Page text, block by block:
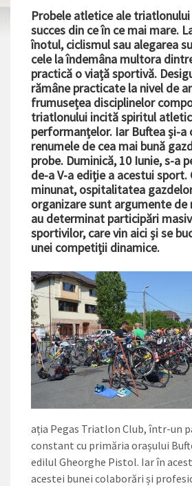
Probele atletice ale triatlonului
succes din ce în ce mai mare.
înotul, ciclismul sau alegarea
cele la îndemâna multora
practică o viață sportivă.
rămâne practicate la nivel de
frumusețea disciplinelor
triatlonului incită spiritul
performanțelor. Iar Buftea și-a
renumele de cea mai bună
probe. Duminică, 10 Iunie, s-a
de-a V-a ediție a acestui sport.
minunat, ospitalitatea
organizare sunt argumente
au determinat participări
sportivilor, care vin aici și se
unei competiții dinamice.
ația Pegas Triatlon Club, într-un
constant cu primăria orașului
edilul Gheorghe Pistol. Iar în
acestei bunei colaborări și